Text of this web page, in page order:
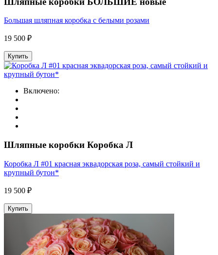
Большая шляпная коробка с белыми розами
19 500 ₽
Купить
Включено:
Шляпные коробки Коробка Л
Коробка Л #01 красная эквадорская роза, самый стойкий и
крупный бутон*
19 500 ₽
Купить